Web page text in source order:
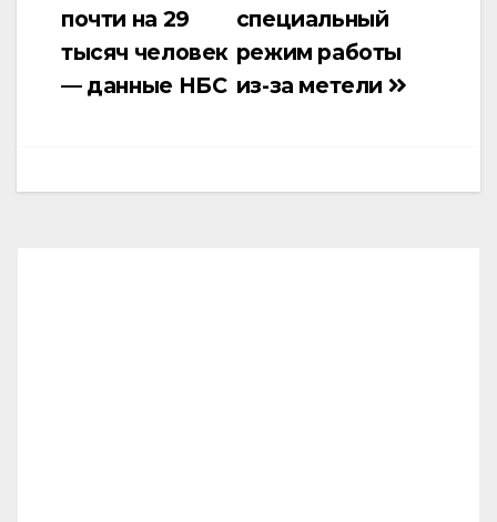
специальный
режим работы
из-за метели
почти на 29
тысяч человек
— данные НБС